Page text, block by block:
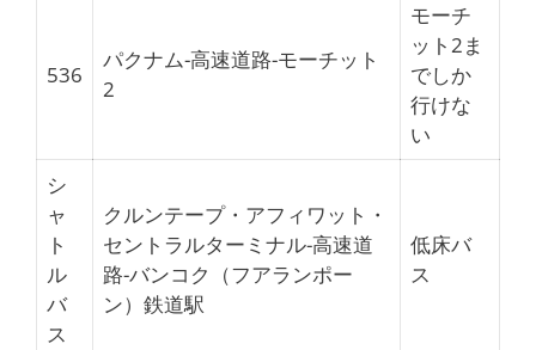
536
パクナム-高速道路-モーチット
2
モーチ
ット2ま
でしか
行けな
い
シ
ャ
ト
ル
バ
ス
クルンテープ・アフィワット・
セントラルターミナル-高速道
路-バンコク（フアランポー
ン）鉄道駅
低床バ
ス